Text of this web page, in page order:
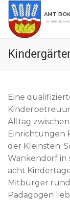
Zum
Inhalt
springen
AMT
…IM HERZEN
Eine
Alltag
Einrichtungen
der Kleinsten.
Wankendorf in
acht
Mitbürger
Pädagogen